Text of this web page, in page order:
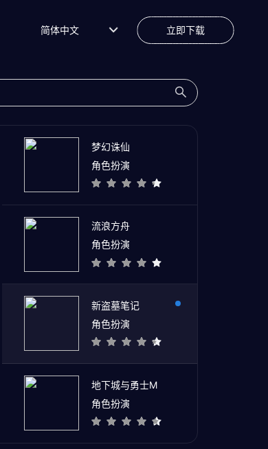
简体中文 立即下载
梦幻诛仙
角色扮演
流浪方舟
角色扮演
新盗墓笔记
角色扮演
地下城与勇士M
角色扮演